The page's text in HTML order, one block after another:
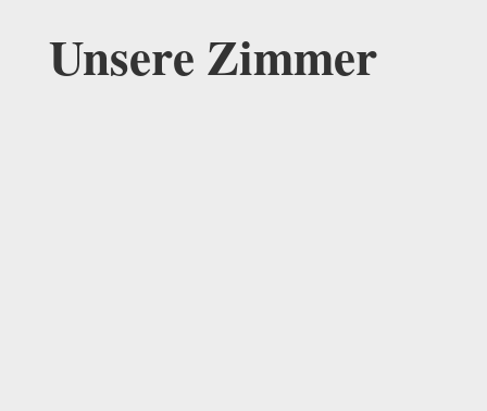
Unsere Zimmer